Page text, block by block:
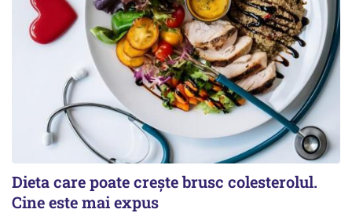
Dieta care poate crește brusc colesterolul.
Cine este mai expus